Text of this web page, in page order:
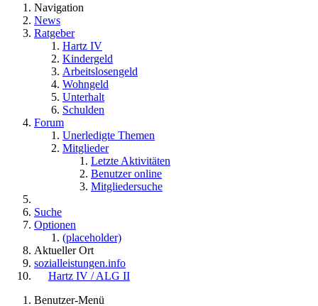
Navigation
News
Ratgeber
Hartz IV
Kindergeld
Arbeitslosengeld
Wohngeld
Unterhalt
Schulden
Forum
Unerledigte Themen
Mitglieder
Letzte Aktivitäten
Benutzer online
Mitgliedersuche
Suche
Optionen
(placeholder)
Aktueller Ort
sozialleistungen.info
Hartz IV / ALG II
Benutzer-Menü